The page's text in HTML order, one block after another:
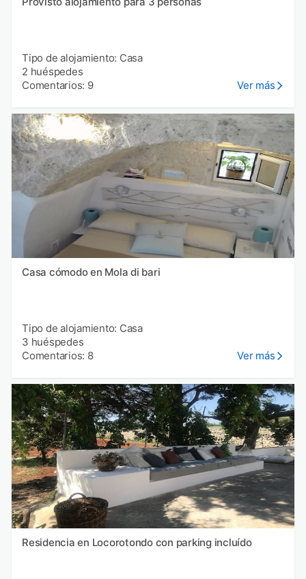
Tipo de alojamiento: Casa
2 huéspedes
Comentarios: 9
Ver más
Casa cómodo en Mola di bari
Tipo de alojamiento: Casa
3 huéspedes
Comentarios: 8
Ver más
Residencia en Locorotondo con parking incluído